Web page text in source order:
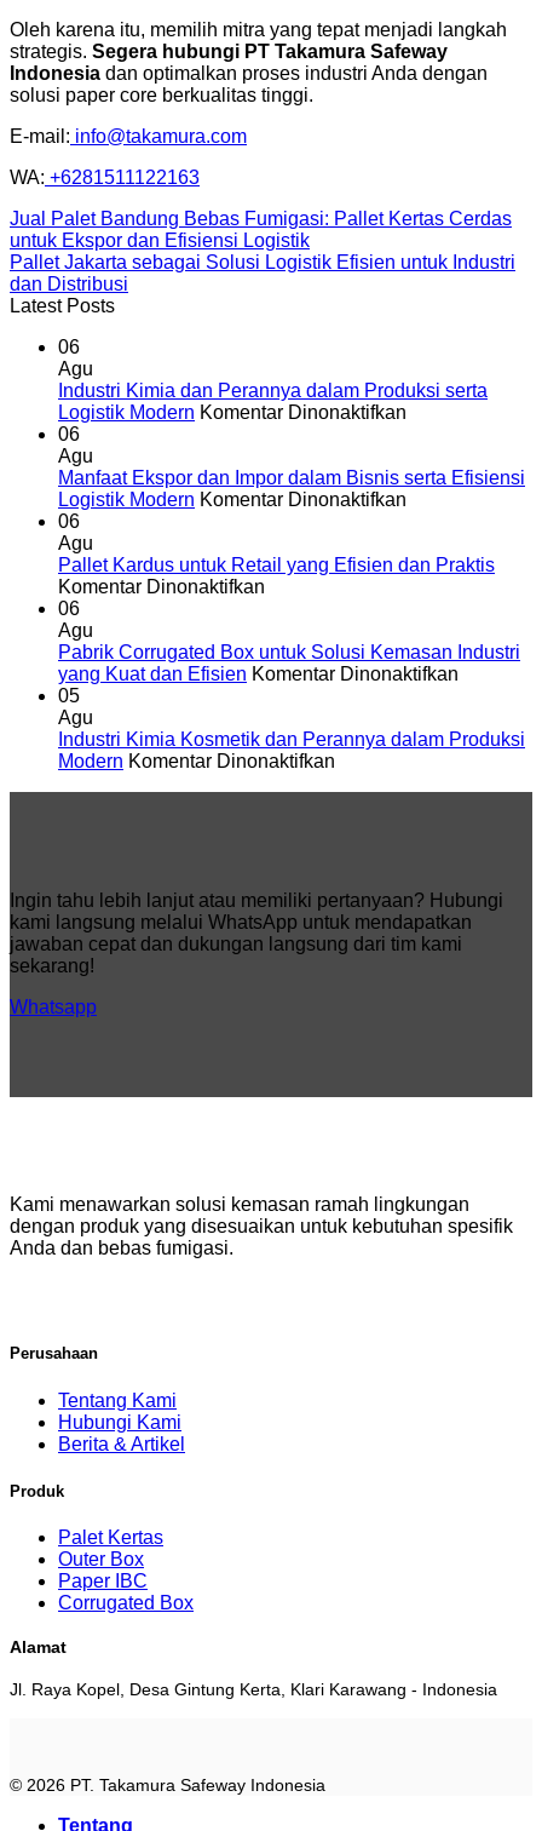
Oleh karena itu, memilih mitra yang tepat menjadi langkah
strategis. Segera hubungi PT Takamura Safeway
Indonesia dan optimalkan proses industri Anda dengan
solusi paper core berkualitas tinggi.
E-mail: info@takamura.com
WA: +6281511122163
Jual Palet Bandung Bebas Fumigasi: Pallet Kertas Cerdas
untuk Ekspor dan Efisiensi Logistik
Pallet Jakarta sebagai Solusi Logistik Efisien untuk Industri
dan Distribusi
Latest Posts
06
Agu
Industri Kimia dan Perannya dalam Produksi serta
Logistik Modern Komentar Dinonaktifkan
dan
serta
06
Agu
Manfaat Ekspor dan Impor dalam Bisnis serta Efisiensi
Logistik Modern Komentar Dinonaktifkan
dan
serta
Efisiensi
06
Agu
Pallet Kardus untuk Retail yang Efisien dan Praktis
Komentar Dinonaktifkan
untuk
Retail
dan
Praktis
06
Agu
Pabrik Corrugated Box untuk Solusi Kemasan Industri
yang Kuat dan Efisien Komentar Dinonaktifkan
Box
dan
Efisien
05
Agu
Industri Kimia Kosmetik dan Perannya dalam Produksi
Modern Komentar Dinonaktifkan
dalam
Produksi
Modern
Ingin tahu lebih lanjut atau memiliki pertanyaan? Hubungi
kami langsung melalui WhatsApp untuk mendapatkan
jawaban cepat dan dukungan langsung dari tim kami
sekarang!
Whatsapp
Kami menawarkan solusi kemasan ramah lingkungan
dengan produk yang disesuaikan untuk kebutuhan spesifik
Anda dan bebas fumigasi.
Perusahaan
Tentang Kami
Hubungi Kami
Berita & Artikel
Produk
Palet Kertas
Outer Box
Paper IBC
Corrugated Box
Alamat
Jl. Raya Kopel, Desa Gintung Kerta, Klari Karawang - Indonesia
© 2026 PT. Takamura Safeway Indonesia
Tentang